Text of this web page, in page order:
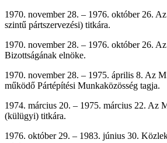
1970. november 28. – 1976. október 26.
szintű pártszervezési) titkára.
1970. november 28. – 1976. október 26.
Bizottságának elnöke.
1970. november 28. – 1975. április 8. Az
működő Pártépítési Munkaközösség tagja.
1974. március 20. – 1975. március 22. Az
(külügyi) titkára.
1976. október 29. – 1983. június 30.